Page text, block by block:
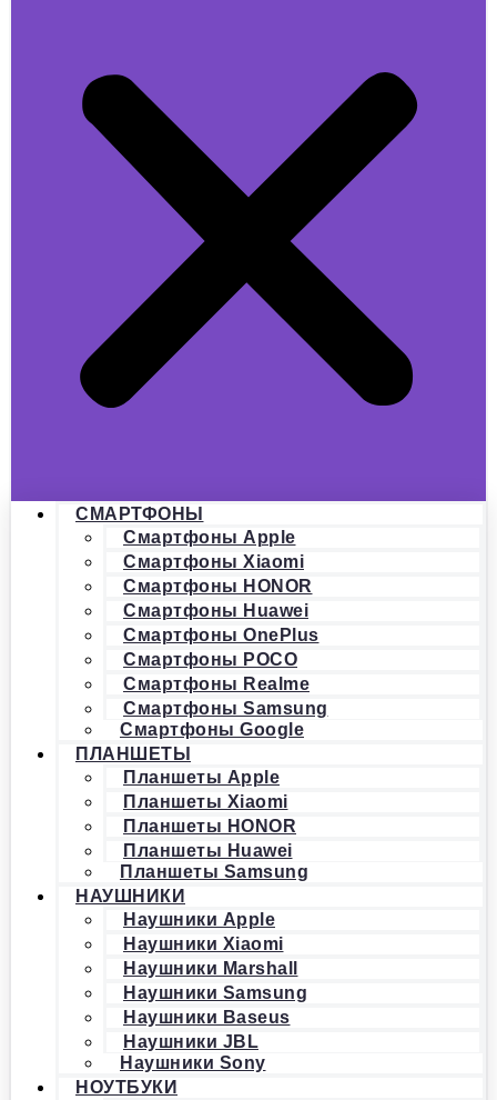
СМАРТФОНЫ
Смартфоны Apple
Смартфоны Xiaomi
Смартфоны HONOR
Смартфоны Huawei
Смартфоны OnePlus
Смартфоны POCO
Смартфоны Realme
Смартфоны Samsung
Смартфоны Google
ПЛАНШЕТЫ
Планшеты Apple
Планшеты Xiaomi
Планшеты HONOR
Планшеты Huawei
Планшеты Samsung
НАУШНИКИ
Наушники Apple
Наушники Xiaomi
Наушники Marshall
Наушники Samsung
Наушники Baseus
Наушники JBL
Наушники Sony
НОУТБУКИ